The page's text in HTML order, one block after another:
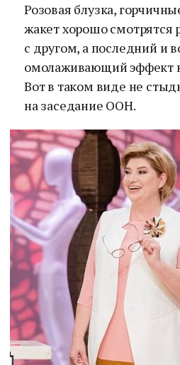
Розовая блузка,
жакет хорошо смотрятся
с другом, а последний и
омолаживающий эффект
Вот в таком виде не
на заседание ООН.